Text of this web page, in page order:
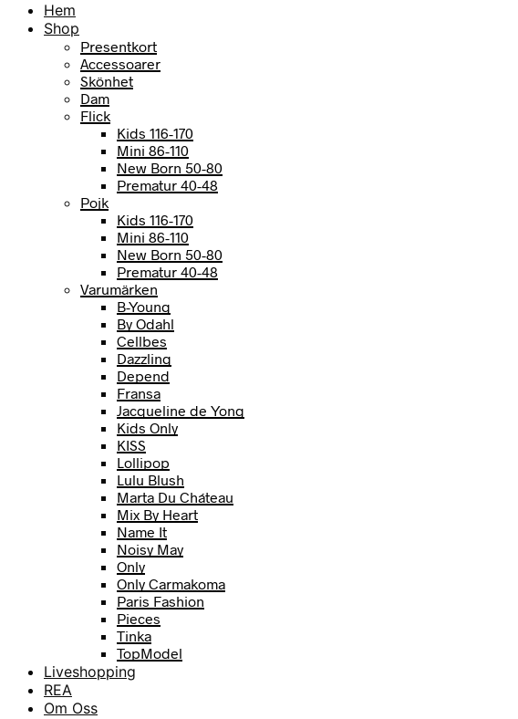
Hem
Shop
Presentkort
Accessoarer
Skönhet
Dam
Flick
Kids 116-170
Mini 86-110
New Born 50-80
Prematur 40-48
Pojk
Kids 116-170
Mini 86-110
New Born 50-80
Prematur 40-48
Varumärken
B-Young
By Odahl
Cellbes
Dazzling
Depend
Fransa
Jacqueline de Yong
Kids Only
KISS
Lollipop
Lulu Blush
Marta Du Cháteau
Mix By Heart
Name It
Noisy May
Only
Only Carmakoma
Paris Fashion
Pieces
Tinka
TopModel
Trofé
Liveshopping
REA
Om Oss